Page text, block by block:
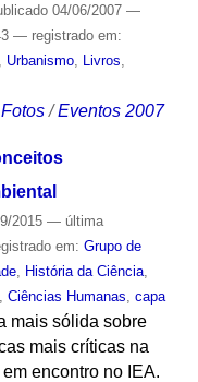
04/06/2007 —
— registrado em:
Urbanismo, Livros
Fotos /Eventos 2007
2015 — última
em: Grupo de
, História da Ciência,
Ciências Humanas capa
mais sólida sobre
mais críticas na
encontro no IEA.